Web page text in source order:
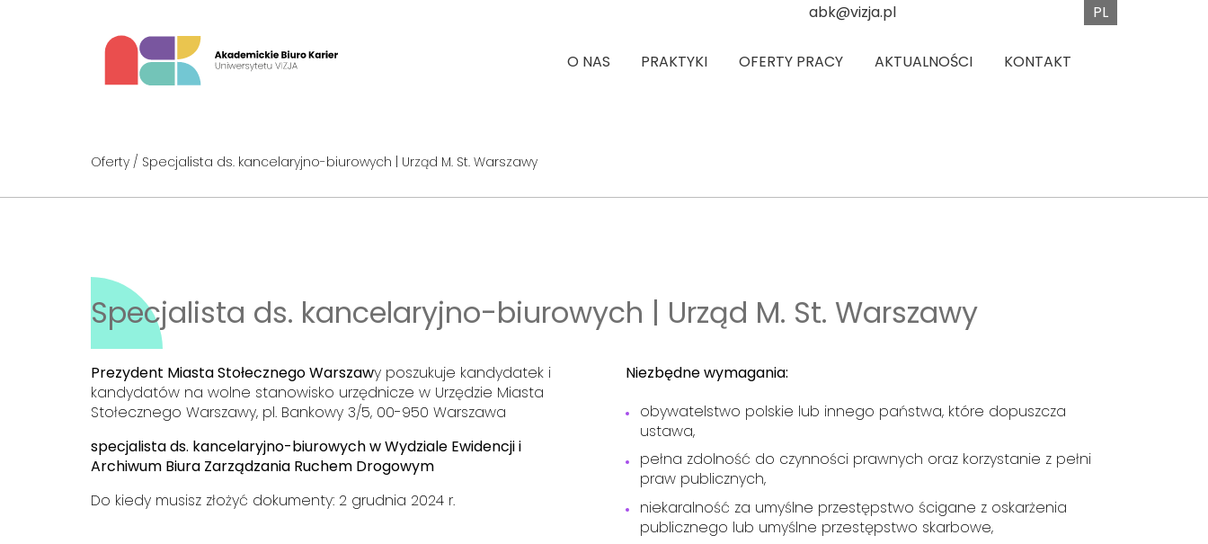
abk@vizja.pl PL
O NAS PRAKTYKI OFERTY PRACY AKTUALNOŚCI KONTAKT
Oferty/ Specjalista ds. kancelaryjno-biurowych | Urząd M. St. Warszawy
Specjalista ds. kancelaryjno-biurowych | Urząd M. St. Warszawy
Prezydent Miasta Stołecznego Warszawy poszukuje kandydatek i
kandydatów na wolne stanowisko urzędnicze w Urzędzie Miasta
Stołecznego Warszawy, pl. Bankowy 3/5, 00-950 Warszawa
specjalista ds. kancelaryjno-biurowychw Wydziale Ewidencji i
Archiwum Biura Zarządzania Ruchem Drogowym
Do kiedy musisz złożyć dokumenty: 2 grudnia 2024 r.
Niezbędne wymagania:
obywatelstwo polskie lub innego państwa, które dopuszcza
ustawa,
pełna zdolność do czynności prawnych oraz korzystanie z pełni
praw publicznych,
niekaralność za umyślne przestępstwo ścigane z oskarżenia
publicznego lub umyślne przestępstwo skarbowe,